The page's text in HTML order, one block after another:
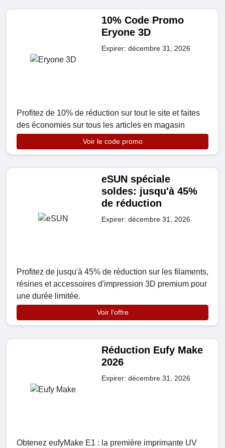
10% Code Promo
Eryone 3D
Expirer: décembre 31, 2026
Profitez de 10% de réduction sur tout le site et faites
des économies sur tous les articles en magasin
Voir le code promo
eSUN spéciale
soldes: jusqu'à 45%
de réduction
Expirer: décembre 31, 2026
Profitez de jusqu'à 45% de réduction sur les filaments,
résines et accessoires d'impression 3D premium pour
une durée limitée.
Voir l'offre
Réduction Eufy Make
2026
Expirer: décembre 31, 2026
Obtenez eufyMake E1 : la première imprimante UV